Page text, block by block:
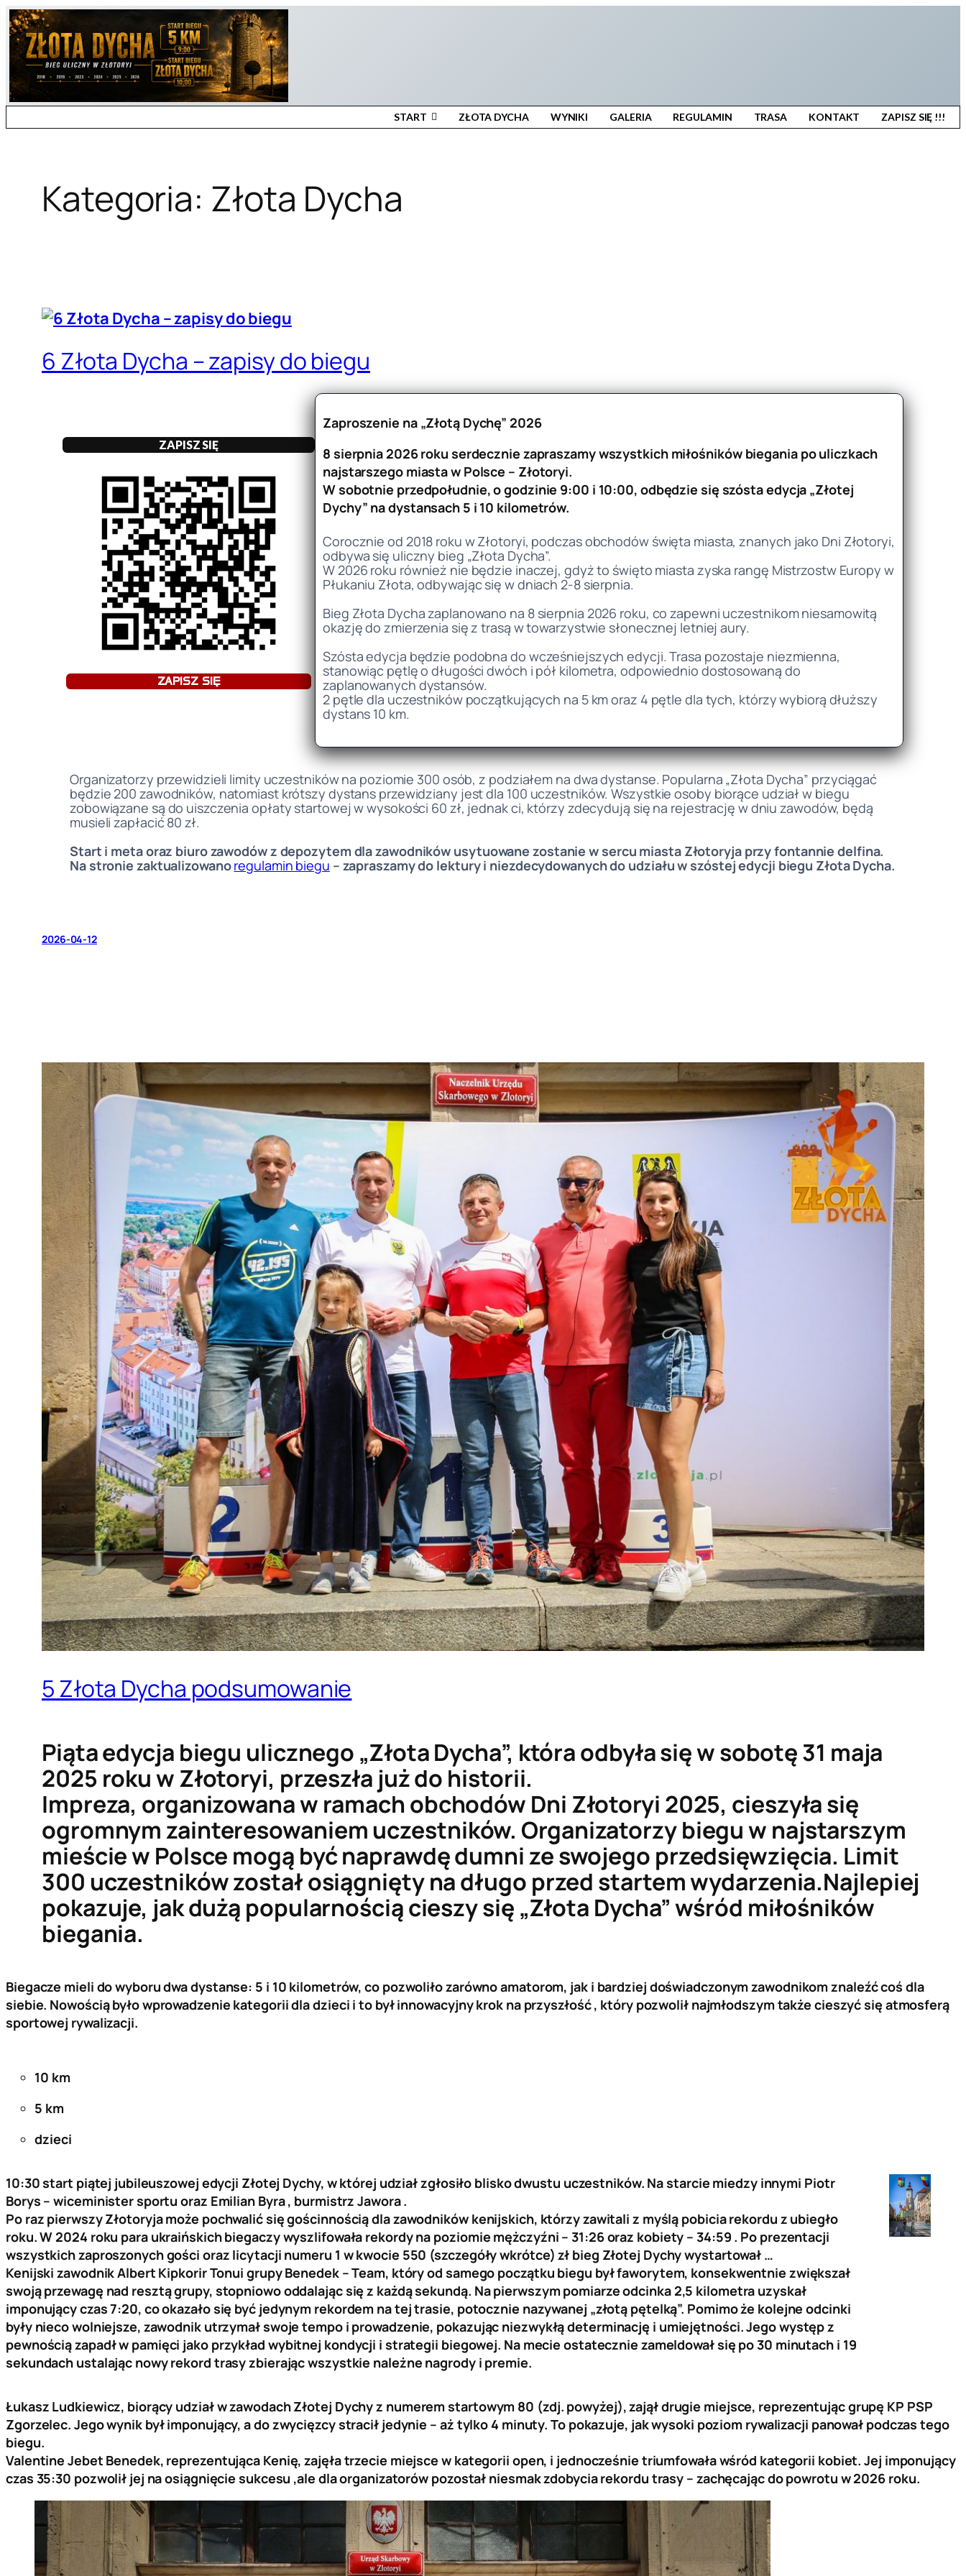
Przejdź
do
treści
START ZŁOTA DYCHA WYNIKI GALERIA REGULAMIN TRASA KONTAKT ZAPISZ SIĘ !!!
Kategoria: Złota Dycha
6 Złota Dycha – zapisy do biegu
ZAPISZ SIĘ
ZAPISZ SIĘ
Zaproszenie na „Złotą Dychę” 2026
8 sierpnia 2026 roku serdecznie zapraszamy wszystkich miłośników biegania po uliczkach
najstarszego miasta w Polsce – Złotoryi.
W sobotnie przedpołudnie, o godzinie 9:00 i 10:00, odbędzie się szósta edycja „Złotej
Dychy” na dystansach 5 i 10 kilometrów.
Corocznie od 2018 roku w Złotoryi, podczas obchodów święta miasta, znanych jako Dni Złotoryi,
odbywa się uliczny bieg „Złota Dycha”.
W 2026 roku również nie będzie inaczej, gdyż to święto miasta zyska rangę Mistrzostw Europy w
Płukaniu Złota, odbywając się w dniach 2-8 sierpnia.
Bieg Złota Dycha zaplanowano na 8 sierpnia 2026 roku, co zapewni uczestnikom niesamowitą
okazję do zmierzenia się z trasą w towarzystwie słonecznej letniej aury.
Szósta edycja będzie podobna do wcześniejszych edycji. Trasa pozostaje niezmienna,
stanowiąc pętlę o długości dwóch i pół kilometra, odpowiednio dostosowaną do
zaplanowanych dystansów.
2 pętle dla uczestników początkujących na 5 km oraz 4 pętle dla tych, którzy wybiorą dłuższy
dystans 10 km.
Organizatorzy przewidzieli limity uczestników na poziomie 300 osób, z podziałem na dwa dystanse. Popularna „Złota Dycha” przyciągać
będzie 200 zawodników, natomiast krótszy dystans przewidziany jest dla 100 uczestników. Wszystkie osoby biorące udział w biegu
zobowiązane są do uiszczenia opłaty startowej w wysokości 60 zł, jednak ci, którzy zdecydują się na rejestrację w dniu zawodów, będą
musieli zapłacić 80 zł.
Start i meta oraz biuro zawodów z depozytem dla zawodników usytuowane zostanie w sercu miasta Złotoryja przy fontannie delfina.
Na stronie zaktualizowanoregulamin biegu – zapraszamy do lektury i niezdecydowanych do udziału w szóstej edycji biegu Złota Dycha.
2026-04-12
5 Złota Dycha podsumowanie
Piąta edycja biegu ulicznego „Złota Dycha”, która odbyła się w sobotę 31 maja
2025 roku w Złotoryi, przeszła już do historii.
Impreza, organizowana w ramach obchodów Dni Złotoryi 2025, cieszyła się
ogromnym zainteresowaniem uczestników. Organizatorzy biegu w najstarszym
mieście w Polsce mogą być naprawdę dumni ze swojego przedsięwzięcia. Limit
300 uczestników został osiągnięty na długo przed startem wydarzenia.Najlepiej
pokazuje, jak dużą popularnością cieszy się „Złota Dycha” wśród miłośników
biegania.
Biegacze mieli do wyboru dwa dystanse: 5 i 10 kilometrów, co pozwoliło zarówno amatorom, jak i bardziej doświadczonym zawodnikom znaleźć coś dla
siebie. Nowością było wprowadzenie kategorii dla dzieci i to był innowacyjny krok na przyszłość , który pozwolił najmłodszym także cieszyć się atmosferą
sportowej rywalizacji.
10 km
5 km
dzieci
10:30 start piątej jubileuszowej edycji Złotej Dychy, w której udział zgłosiło blisko dwustu uczestników. Na starcie miedzy innymi Piotr
Borys – wiceminister sportu oraz Emilian Byra , burmistrz Jawora .
Po raz pierwszy Złotoryja może pochwalić się gościnnością dla zawodników kenijskich, którzy zawitali z myślą pobicia rekordu z ubiegło
roku. W 2024 roku para ukraińskich biegaczy wyszlifowała rekordy na poziomie mężczyźni – 31:26 oraz kobiety – 34:59 . Po prezentacji
wszystkich zaproszonych gości oraz licytacji numeru 1 w kwocie 550 (szczegóły wkrótce) zł bieg Złotej Dychy wystartował …
Kenijski zawodnik Albert Kipkorir Tonui grupy Benedek – Team, który od samego początku biegu był faworytem, konsekwentnie zwiększał
swoją przewagę nad resztą grupy, stopniowo oddalając się z każdą sekundą. Na pierwszym pomiarze odcinka 2,5 kilometra uzyskał
imponujący czas 7:20, co okazało się być jedynym rekordem na tej trasie, potocznie nazywanej „złotą pętelką”. Pomimo że kolejne odcinki
były nieco wolniejsze, zawodnik utrzymał swoje tempo i prowadzenie, pokazując niezwykłą determinację i umiejętności. Jego występ z
pewnością zapadł w pamięci jako przykład wybitnej kondycji i strategii biegowej. Na mecie ostatecznie zameldował się po 30 minutach i 19
sekundach ustalając nowy rekord trasy zbierając wszystkie należne nagrody i premie.
Łukasz Ludkiewicz, biorący udział w zawodach Złotej Dychy z numerem startowym 80 (zdj. powyżej), zajął drugie miejsce, reprezentując grupę KP PSP
Zgorzelec. Jego wynik był imponujący, a do zwycięzcy stracił jedynie – aż tylko 4 minuty. To pokazuje, jak wysoki poziom rywalizacji panował podczas tego
biegu.
Valentine Jebet Benedek, reprezentująca Kenię, zajęła trzecie miejsce w kategorii open, i jednocześnie triumfowała wśród kategorii kobiet. Jej imponujący
czas 35:30 pozwolił jej na osiągnięcie sukcesu ,ale dla organizatorów pozostał niesmak zdobycia rekordu trasy – zachęcając do powrotu w 2026 roku.